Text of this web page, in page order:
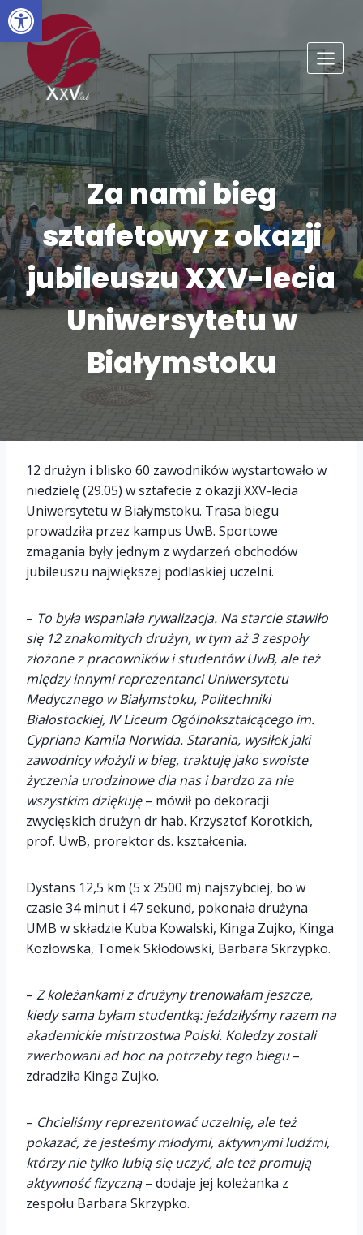
Przejdź
do
treści
Za nami bieg
sztafetowy z okazji
jubileuszu XXV-lecia
Uniwersytetu w
Białymstoku
12 drużyn i blisko 60 zawodników wystartowało w
niedzielę (29.05) w sztafecie z okazji XXV-lecia
Uniwersytetu w Białymstoku. Trasa biegu
prowadziła przez kampus UwB. Sportowe
zmagania były jednym z wydarzeń obchodów
jubileuszu największej podlaskiej uczelni.
– To była wspaniała rywalizacja. Na starcie stawiło
się 12 znakomitych drużyn, w tym aż 3 zespoły
złożone z pracowników i studentów UwB, ale też
między innymi reprezentanci Uniwersytetu
Medycznego w Białymstoku, Politechniki
Białostockiej, IV Liceum Ogólnokształcącego im.
Cypriana Kamila Norwida. Starania, wysiłek jaki
zawodnicy włożyli w bieg, traktuję jako swoiste
życzenia urodzinowe dla nas i bardzo za nie
wszystkim dziękuję– mówił po dekoracji
zwycięskich drużyn dr hab. Krzysztof Korotkich,
prof. UwB, prorektor ds. kształcenia.
Dystans 12,5 km (5 x 2500 m) najszybciej, bo w
czasie 34 minut i 47 sekund, pokonała drużyna
UMB w składzie Kuba Kowalski, Kinga Zujko, Kinga
Kozłowska, Tomek Skłodowski, Barbara Skrzypko.
– Z koleżankami z drużyny trenowałam jeszcze,
kiedy sama byłam studentką: jeździłyśmy razem na
akademickie mistrzostwa Polski. Koledzy zostali
zwerbowani ad hoc na potrzeby tego biegu–
zdradziła Kinga Zujko.
– Chcieliśmy reprezentować uczelnię, ale też
pokazać, że jesteśmy młodymi, aktywnymi ludźmi,
którzy nie tylko lubią się uczyć, ale też promują
aktywność fizyczną– dodaje jej koleżanka z
zespołu Barbara Skrzypko.